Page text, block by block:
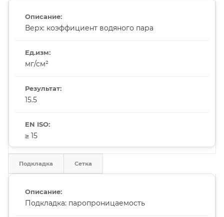
Верх: коэффициент водяного пара
мг/см²
15.5
≥ 15
Подкладка Сетка
Подкладка: паропроницаемость